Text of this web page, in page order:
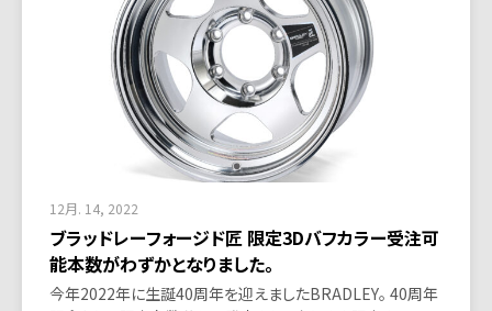
12月. 14, 2022
ブラッドレーフォージド匠 限定3Dバフカラー受注可
能本数がわずかとなりました。
今年2022年に生誕40周年を迎えましたBRADLEY。 40周年